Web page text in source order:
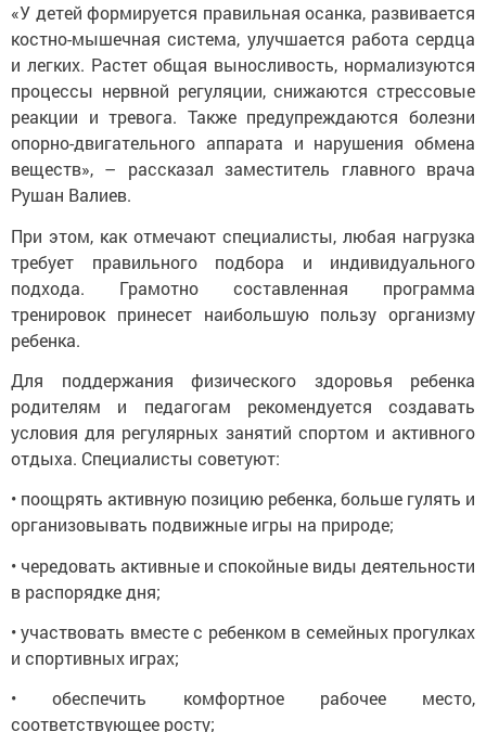
«У детей формируется правильная осанка, развивается
костно-мышечная система, улучшается работа сердца
и легких. Растет общая выносливость, нормализуются
процессы нервной регуляции, снижаются стрессовые
реакции и тревога. Также предупреждаются болезни
опорно-двигательного аппарата и нарушения обмена
веществ», – рассказал заместитель главного врача
Рушан Валиев.
При этом, как отмечают специалисты, любая нагрузка
требует правильного подбора и индивидуального
подхода. Грамотно составленная программа
тренировок принесет наибольшую пользу организму
ребенка.
Для поддержания физического здоровья ребенка
родителям и педагогам рекомендуется создавать
условия для регулярных занятий спортом и активного
отдыха. Специалисты советуют:
• поощрять активную позицию ребенка, больше гулять и
организовывать подвижные игры на природе;
• чередовать активные и спокойные виды деятельности
в распорядке дня;
• участвовать вместе с ребенком в семейных прогулках
и спортивных играх;
• обеспечить комфортное рабочее место,
соответствующее росту;